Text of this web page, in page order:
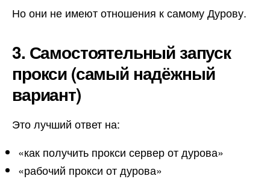
Но они не имеют отношения к самому Дурову.
3. Самостоятельный запуск
прокси (самый надёжный
вариант)
Это лучший ответ на:
«как получить прокси сервер от дурова»
«рабочий прокси от дурова»